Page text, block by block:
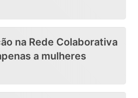
na Rede Colaborativa
a mulheres